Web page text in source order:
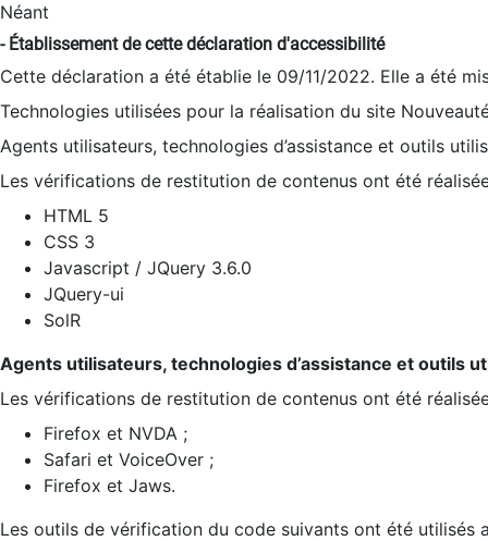
Néant
- Établissement de cette déclaration d'accessibilité
Cette déclaration a été établie le 09/11/2022. Elle a été
Technologies utilisées pour la réalisation du site
Agents utilisateurs, technologies d’assistance et outils
Les vérifications de restitution de contenus ont été
HTML 5
CSS 3
Javascript / JQuery 3.6.0
JQuery-ui
SolR
Agents utilisateurs, technologies d’assistance et outils
Les vérifications de restitution de contenus ont été
Firefox et NVDA ;
Safari et VoiceOver ;
Firefox et Jaws.
Les outils de vérification du code suivants ont été utilisés